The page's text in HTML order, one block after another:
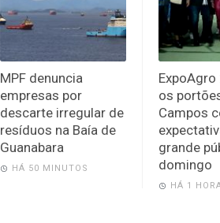
MPF denuncia
empresas por
descarte irregular de
resíduos na Baía de
Guanabara
HÁ 50 MINUTOS
os
Campos
grande
domingo
HÁ 1